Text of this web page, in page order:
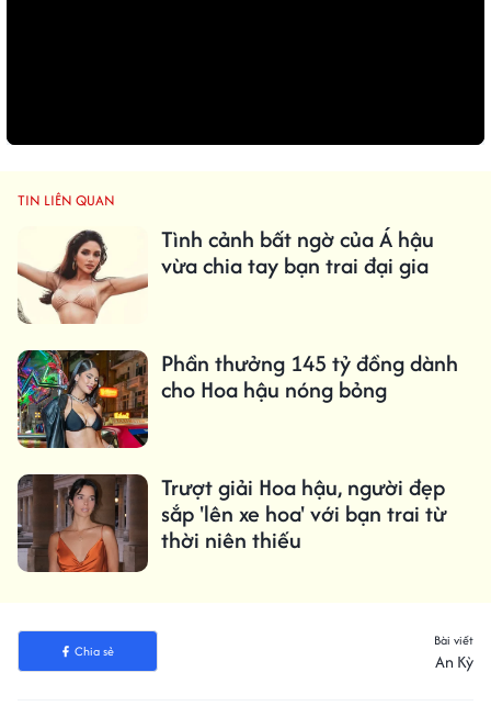
TIN LIÊN QUAN
Tình cảnh bất ngờ của Á hậu
vừa chia tay bạn trai đại gia
Phần thưởng 145 tỷ đồng dành
cho Hoa hậu nóng bỏng
Trượt giải Hoa hậu, người đẹp
sắp 'lên xe hoa' với bạn trai từ
thời niên thiếu
Chia sẻ
Bài viết
An Kỳ